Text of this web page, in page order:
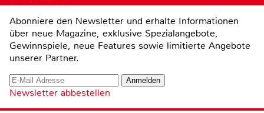
Abonniere den Newsletter und erhalte Informationen
über neue Magazine, exklusive Spezialangebote,
Gewinnspiele, neue Features sowie limitierte Angebote
unserer Partner.
Newsletter abbestellen